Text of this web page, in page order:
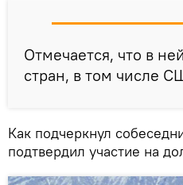
Отмечается, что в
стран, в том числе
Как подчеркнул
подтвердил участие на